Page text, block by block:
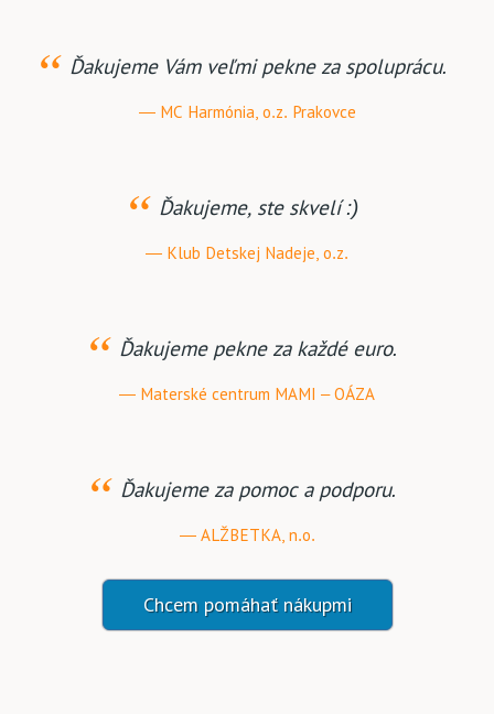
Ďakujeme Vám veľmi pekne za spoluprácu.
MC Harmónia, o.z. Prakovce
Ďakujeme, ste skvelí :)
Klub Detskej Nadeje, o.z.
Ďakujeme pekne za každé euro.
Materské centrum MAMI – OÁZA
Ďakujeme za pomoc a podporu.
ALŽBETKA, n.o.
Chcem pomáhať nákupmi